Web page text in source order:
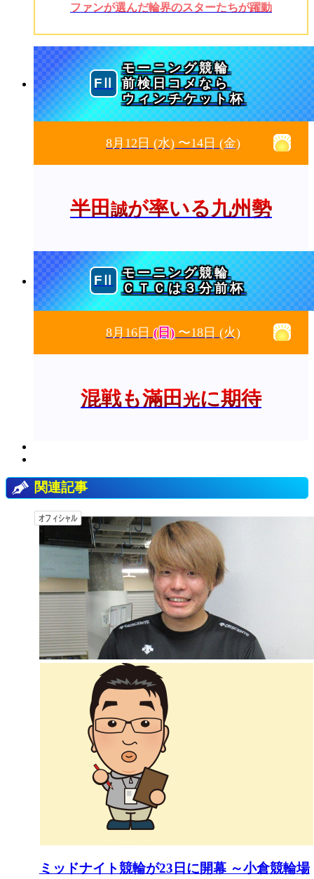
ファンが選んだ輪界のスターたちが躍動
モーニング競輪
前検日コメなら
ウィンチケット杯
8月12日(水) 〜14日(金)
半田誠が率いる九州勢
モーニング競輪
ＣＴＣは３分前杯
8月16日(日)〜18日(火)
混戦も滿田光に期待
関連記事
ミッドナイト競輪が23日に開幕 ～小倉競輪場